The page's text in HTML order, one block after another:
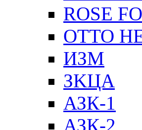
ROSE
OTTO
ИЗМ
ЗKЦA
АЗК-1
АЗК-2